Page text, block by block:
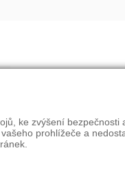
2. ZÁJEM
3. ZÁJEM
ke zvýšení
prohlížeče a